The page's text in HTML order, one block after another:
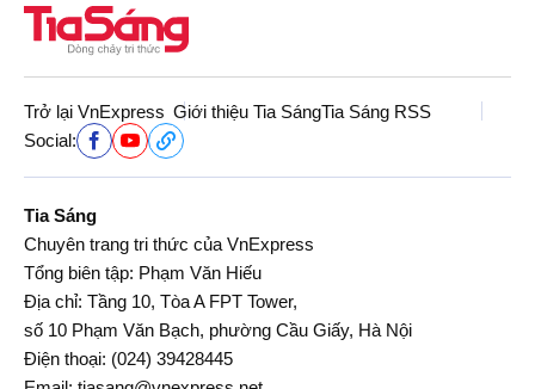
Trở lại VnExpress Giới thiệu Tia SángTia Sáng RSS
Social:
Tia Sáng
Chuyên trang tri thức của VnExpress
Tổng biên tập: Phạm Văn Hiếu
Địa chỉ: Tầng 10, Tòa A FPT Tower,
số 10 Phạm Văn Bạch, phường Cầu Giấy, Hà Nội
Điện thoại: (024) 39428445